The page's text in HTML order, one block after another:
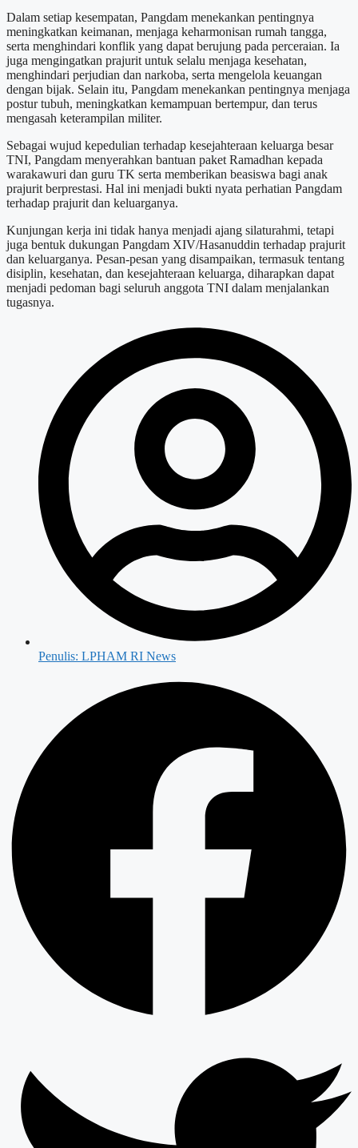
Dalam setiap kesempatan, Pangdam menekankan pentingnya
meningkatkan keimanan, menjaga keharmonisan rumah tangga,
serta menghindari konflik yang dapat berujung pada perceraian. Ia
juga mengingatkan prajurit untuk selalu menjaga kesehatan,
menghindari perjudian dan narkoba, serta mengelola keuangan
dengan bijak. Selain itu, Pangdam menekankan pentingnya menjaga
postur tubuh, meningkatkan kemampuan bertempur, dan terus
mengasah keterampilan militer.
Sebagai wujud kepedulian terhadap kesejahteraan keluarga besar
TNI, Pangdam menyerahkan bantuan paket Ramadhan kepada
warakawuri dan guru TK serta memberikan beasiswa bagi anak
prajurit berprestasi. Hal ini menjadi bukti nyata perhatian Pangdam
terhadap prajurit dan keluarganya.
Kunjungan kerja ini tidak hanya menjadi ajang silaturahmi, tetapi
juga bentuk dukungan Pangdam XIV/Hasanuddin terhadap prajurit
dan keluarganya. Pesan-pesan yang disampaikan, termasuk tentang
disiplin, kesehatan, dan kesejahteraan keluarga, diharapkan dapat
menjadi pedoman bagi seluruh anggota TNI dalam menjalankan
tugasnya.
Penulis: LPHAM RI News